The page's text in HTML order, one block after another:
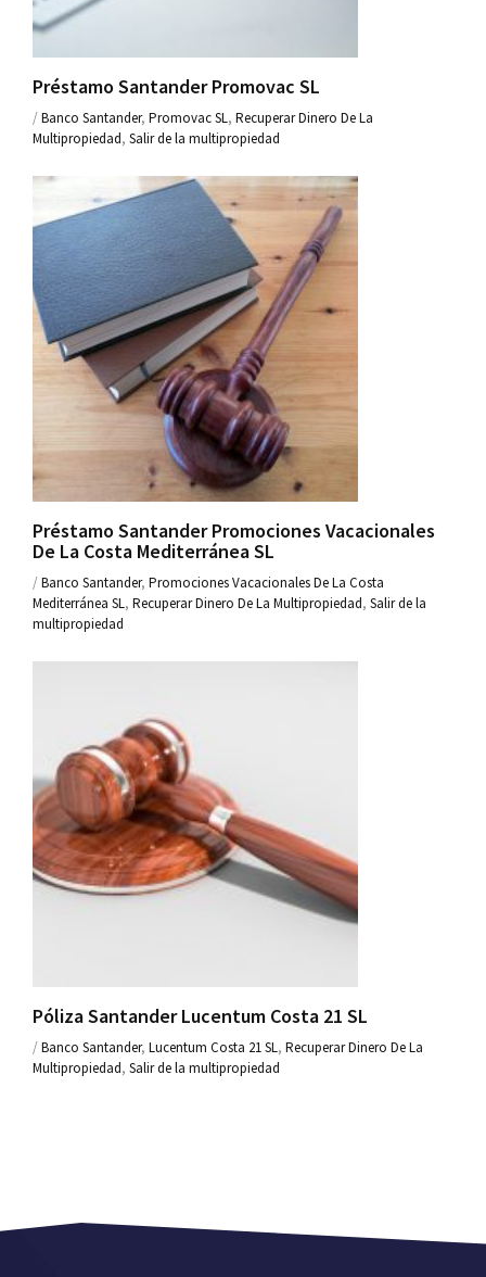
Préstamo Santander Promovac SL
/Banco Santander, Promovac SL, Recuperar Dinero De La
Multipropiedad, Salir de la multipropiedad
Préstamo Santander Promociones Vacacionales
De La Costa Mediterránea SL
/Banco Santander, Promociones Vacacionales De La Costa
Mediterránea SL, Recuperar Dinero De La Multipropiedad, Salir de la
multipropiedad
Póliza Santander Lucentum Costa 21 SL
/Banco Santander, Lucentum Costa 21 SL, Recuperar Dinero De La
Multipropiedad, Salir de la multipropiedad